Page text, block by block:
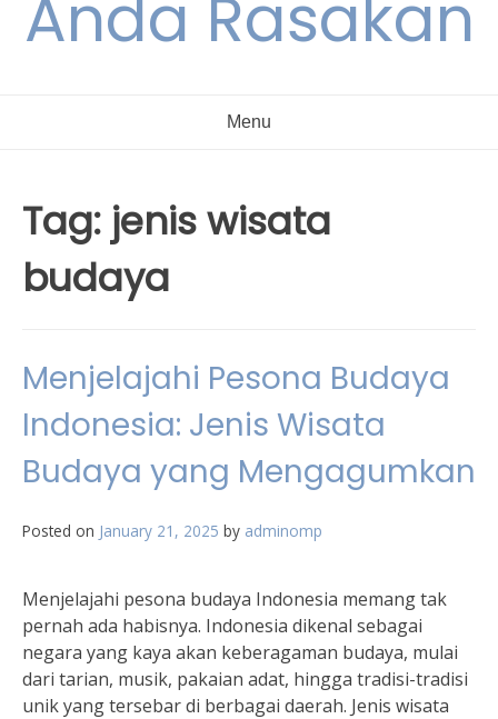
Anda Rasakan
Menu
Tag: jenis wisata
budaya
Menjelajahi Pesona Budaya
Indonesia: Jenis Wisata
Budaya yang Mengagumkan
Posted on January 21, 2025 by adminomp
Menjelajahi pesona budaya Indonesia memang tak
pernah ada habisnya. Indonesia dikenal sebagai
negara yang kaya akan keberagaman budaya, mulai
dari tarian, musik, pakaian adat, hingga tradisi-tradisi
unik yang tersebar di berbagai daerah. Jenis wisata